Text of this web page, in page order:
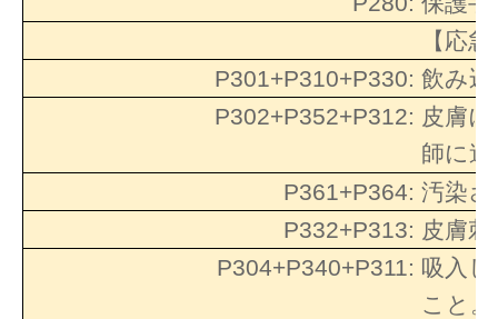
【応
P301+P310+P330: 飲み
P302+P352+P312: 皮膚
師に
P361+P364: 汚染
P332+P313: 皮膚
P304+P340+P311: 吸入
こと